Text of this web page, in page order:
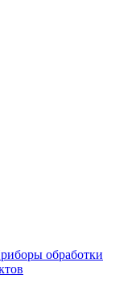
обработки